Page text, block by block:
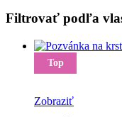
Filtrovať podľa
Top
Zobraziť